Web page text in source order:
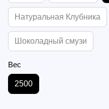
Натуральная Клубника
Шоколадный смузи
Вес
2500